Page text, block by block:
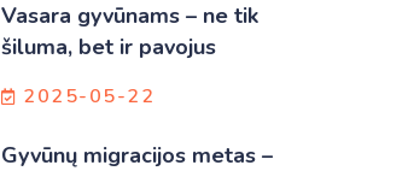
Vasara gyvūnams – ne tik
šiluma, bet ir pavojus
2025-05-22
Gyvūnų migracijos metas –